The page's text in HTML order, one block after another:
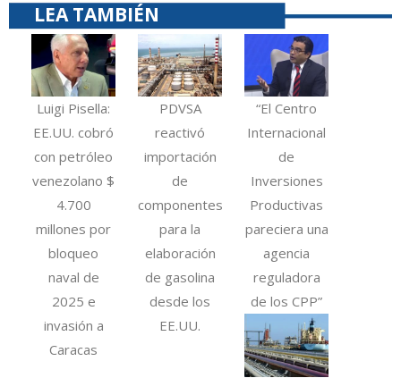
LEA TAMBIÉN
Luigi Pisella:
EE.UU. cobró
con petróleo
venezolano $
4.700
millones por
bloqueo
naval de
2025 e
invasión a
Caracas
PDVSA
reactivó
importación
de
componentes
para la
elaboración
de gasolina
desde los
EE.UU.
“El Centro
Internacional
de
Inversiones
Productivas
pareciera una
agencia
reguladora
de los CPP”